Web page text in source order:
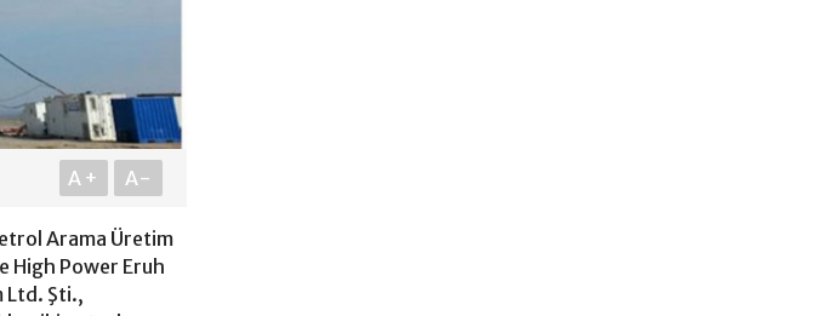
A+ A-
Arama Üretim
High Power Eruh
Ltd. Şti.,